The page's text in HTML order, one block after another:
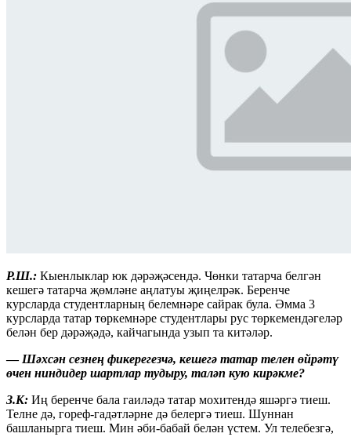
Р.Ш.: Кыенлыклар юк дәрәҗәсендә. Чөнки татарча белгән
кешегә татарча җөмләне аңлатуы җиңелрәк. Беренче
курсларда студентларның белемнәре сайрак була. Әмма 3
курсларда татар төркемнәре студентлары рус төркемендәгеләр
белән бер дәрәҗәдә, кайчагында узып та китәләр.
— Шәхсән сезнең фикерегезчә, кешегә татар телен өйрәтү
өчен ниндидер шартлар тудыру, таләп кую кирәкме?
З.К: Иң беренче бала гаиләдә татар мохитендә яшәргә тиеш.
Телне дә, гореф-гадәтләрне дә белергә тиеш. Шуннан
башланырга тиеш. Мин әби-бабай белән үстем. Ул телебезгә,